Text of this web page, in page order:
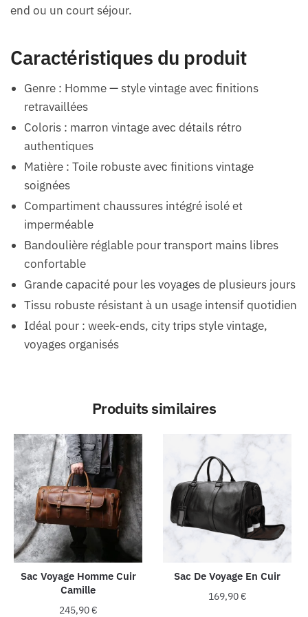
end ou un court séjour.
Caractéristiques du produit
Genre : Homme — style vintage avec finitions
retravaillées
Coloris : marron vintage avec détails rétro
authentiques
Matière : Toile robuste avec finitions vintage
soignées
Compartiment chaussures intégré isolé et
imperméable
Bandoulière réglable pour transport mains libres
confortable
Grande capacité pour les voyages de plusieurs jours
Tissu robuste résistant à un usage intensif quotidien
Idéal pour : week-ends, city trips style vintage,
voyages organisés
Produits similaires
Sac Voyage Homme Cuir
Camille
245,90€
Sac De Voyage En Cuir
169,90€